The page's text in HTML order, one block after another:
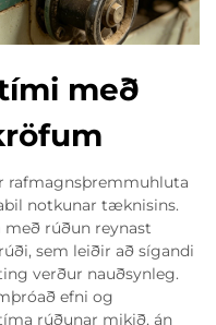
með
rafmagnsþremmuhluta
notkunar tæknisins.
rúðun reynast
sem leiðir að sígandi
verður nauðsynleg.
efni og
rúðunar mikið, án